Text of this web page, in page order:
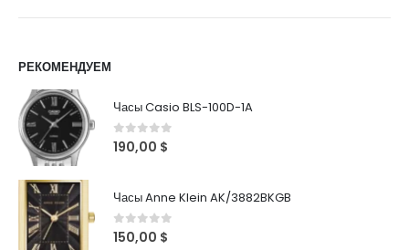
РЕКОМЕНДУЕМ
Часы Casio BLS-100D-1A
0out of 5
190,00 $
Часы Anne Klein AK/3882BKGB
0out of 5
150,00 $